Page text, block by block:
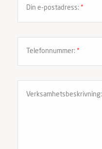
Din e-postadress: *
Telefonnummer: *
Verksamhetsbeskrivning: